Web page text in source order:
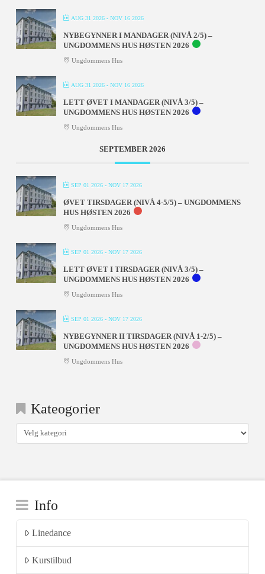
AUG 31 2026- NOV 16 2026
NYBEGYNNER I MANDAGER (NIVÅ 2/5) –
UNGDOMMENS HUS HØSTEN 2026
Ungdommens Hus
AUG 31 2026- NOV 16 2026
LETT ØVET I MANDAGER (NIVÅ 3/5) –
UNGDOMMENS HUS HØSTEN 2026
Ungdommens Hus
SEPTEMBER 2026
SEP 01 2026- NOV 17 2026
ØVET TIRSDAGER (NIVÅ 4-5/5) – UNGDOMMENS
HUS HØSTEN 2026
Ungdommens Hus
SEP 01 2026- NOV 17 2026
LETT ØVET I TIRSDAGER (NIVÅ 3/5) –
UNGDOMMENS HUS HØSTEN 2026
Ungdommens Hus
SEP 01 2026- NOV 17 2026
NYBEGYNNER II TIRSDAGER (NIVÅ 1-2/5) –
UNGDOMMENS HUS HØSTEN 2026
Ungdommens Hus
Kateogorier
Kateogorier
Info
Linedance
Kurstilbud